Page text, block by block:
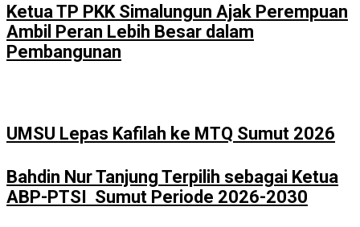
Ketua TP PKK Simalungun Ajak Perempuan
Ambil Peran Lebih Besar dalam
Pembangunan
UMSU Lepas Kafilah ke MTQ Sumut 2026
Bahdin Nur Tanjung Terpilih sebagai Ketua
ABP-PTSI Sumut Periode 2026-2030